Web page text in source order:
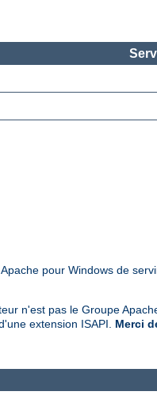
pour Windows de
n'est pas le Groupe
extension ISAPI. Merci